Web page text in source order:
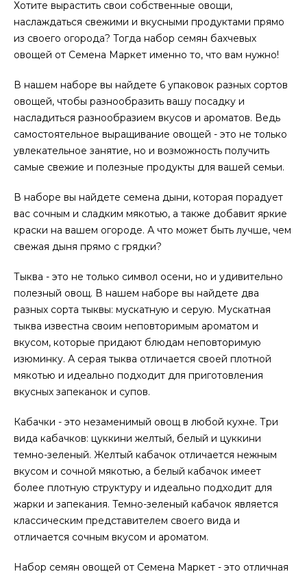
Хотите вырастить свои собственные овощи,
наслаждаться свежими и вкусными продуктами прямо
из своего огорода? Тогда набор семян бахчевых
овощей от Семена Маркет именно то, что вам нужно!
В нашем наборе вы найдете 6 упаковок разных сортов
овощей, чтобы разнообразить вашу посадку и
насладиться разнообразием вкусов и ароматов. Ведь
самостоятельное выращивание овощей - это не только
увлекательное занятие, но и возможность получить
самые свежие и полезные продукты для вашей семьи.
В наборе вы найдете семена дыни, которая порадует
вас сочным и сладким мякотью, а также добавит яркие
краски на вашем огороде. А что может быть лучше, чем
свежая дыня прямо с грядки?
Тыква - это не только символ осени, но и удивительно
полезный овощ. В нашем наборе вы найдете два
разных сорта тыквы: мускатную и серую. Мускатная
тыква известна своим неповторимым ароматом и
вкусом, которые придают блюдам неповторимую
изюминку. А серая тыква отличается своей плотной
мякотью и идеально подходит для приготовления
вкусных запеканок и супов.
Кабачки - это незаменимый овощ в любой кухне. Три
вида кабачков: цуккини желтый, белый и цуккини
темно-зеленый. Желтый кабачок отличается нежным
вкусом и сочной мякотью, а белый кабачок имеет
более плотную структуру и идеально подходит для
жарки и запекания. Темно-зеленый кабачок является
классическим представителем своего вида и
отличается сочным вкусом и ароматом.
Набор семян овощей от Семена Маркет - это отличная